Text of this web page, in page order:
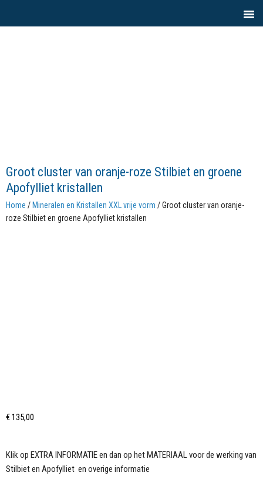
Groot cluster van oranje-roze Stilbiet en groene
Apofylliet kristallen
Home / Mineralen en Kristallen XXL vrije vorm / Groot cluster van oranje-
roze Stilbiet en groene Apofylliet kristallen
€135,00
Klik op EXTRA INFORMATIE en dan op het MATERIAAL voor de werking van
Stilbiet en Apofylliet en overige informatie